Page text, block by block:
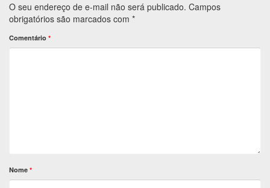
O seu endereço de e-mail não será publicado. Campos
obrigatórios são marcados com *
Comentário *
Nome *